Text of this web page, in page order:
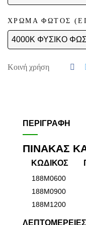
ΧΡΩΜΑ ΦΩΤΟΣ
Κοινή χρήση
ΠΕΡΙΓΡΑΦΉ
ΠΙΝΑΚΑΣ
ΚΩΔΙΚΟΣ
188M0600
188M0900
188M1200